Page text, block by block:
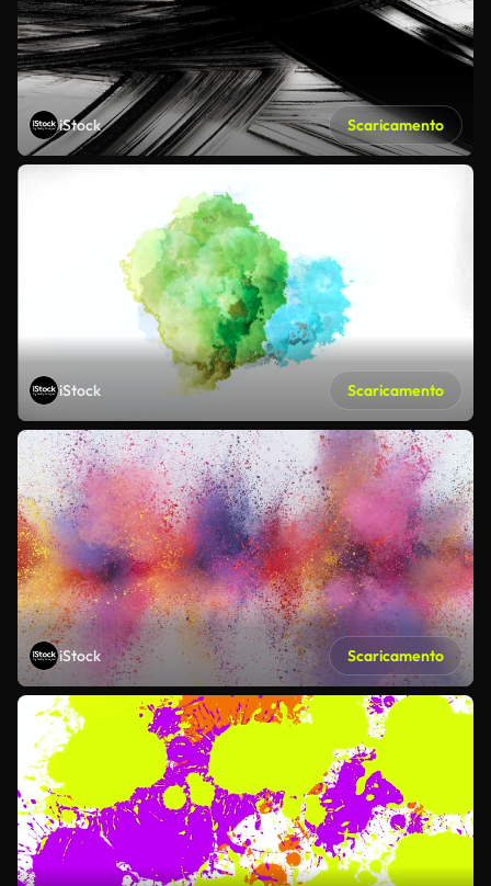
iStock Scaricamento
iStock Scaricamento
iStock Scaricamento